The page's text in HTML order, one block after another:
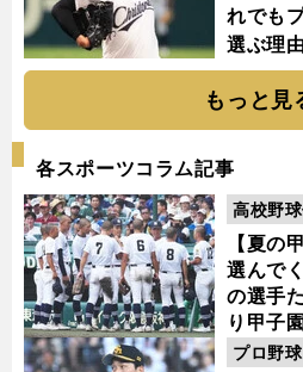
れでも
選ぶ理由
もっと見
各スポーツコラム記事
【夏の
選んで
の選手
り甲子
活"の舞
高校野
プロ野球